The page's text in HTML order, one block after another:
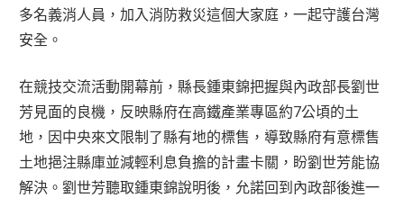
多名義消人員，加入消防救災這個大家庭，一起守護台灣
安全。
在競技交流活動開幕前，縣長鍾東錦把握與內政部長劉世
芳見面的良機，反映縣府在高鐵產業專區約7公頃的土
地，因中央來文限制了縣有地的標售，導致縣府有意標售
土地挹注縣庫並減輕利息負擔的計畫卡關，盼劉世芳能協
解決。劉世芳聽取鍾東錦說明後，允諾回到內政部後進一